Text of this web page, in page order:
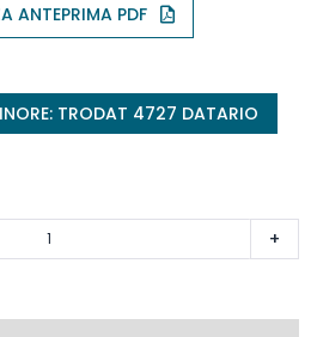
ANTEPRIMA PDF
TRODAT 4727 DATARIO
+